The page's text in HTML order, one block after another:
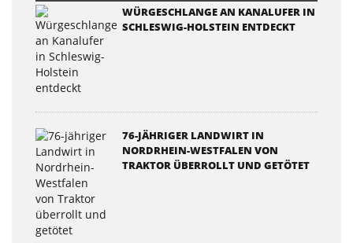
WÜRGESCHLANGE AN KANALUFER IN
SCHLESWIG-HOLSTEIN ENTDECKT
76-JÄHRIGER LANDWIRT IN
NORDRHEIN-WESTFALEN VON
TRAKTOR ÜBERROLLT UND GETÖTET